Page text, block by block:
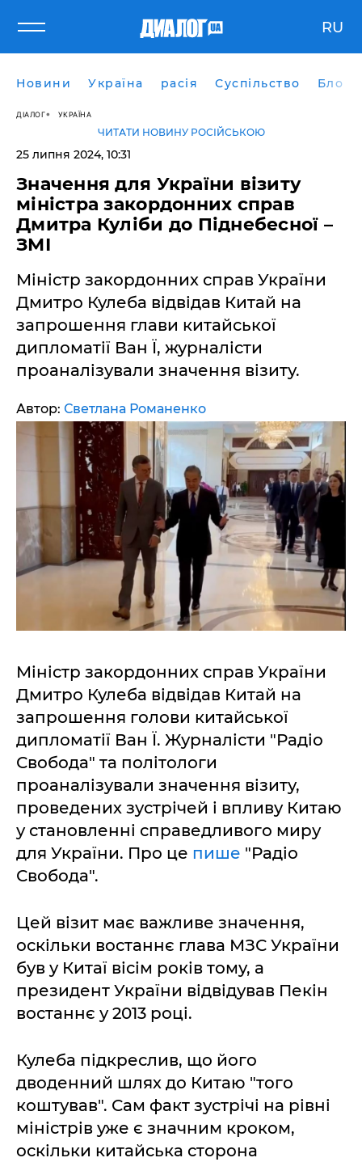
RU
Новини Україна расія Суспільство Блоги
ДІАЛОГ УКРАЇНА
ЧИТАТИ НОВИНУ РОСІЙСЬКОЮ
25 липня 2024, 10:31
Значення для України візиту
міністра закордонних справ
Дмитра Куліби до Піднебесної –
ЗМІ
Міністр закордонних справ України
Дмитро Кулеба відвідав Китай на
запрошення глави китайської
дипломатії Ван Ї, журналісти
проаналізували значення візиту.
Автор: Светлана Романенко
Міністр закордонних справ України
Дмитро Кулеба відвідав Китай на
запрошення голови китайської
дипломатії Ван Ї. Журналісти "Радіо
Свобода" та політологи
проаналізували значення візиту,
проведених зустрічей і впливу Китаю
у становленні справедливого миру
для України. Про це пише "Радіо
Свобода".
Цей візит має важливе значення,
оскільки востаннє глава МЗС України
був у Китаї вісім років тому, а
президент України відвідував Пекін
востаннє у 2013 році.
Кулеба підкреслив, що його
дводенний шлях до Китаю "того
коштував". Сам факт зустрічі на рівні
міністрів уже є значним кроком,
оскільки китайська сторона